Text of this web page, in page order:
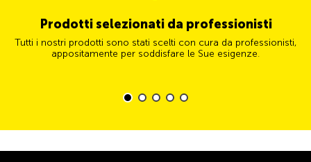
Prodotti selezionati da professionisti
Tutti i nostri prodotti sono stati scelti con cura da professionisti,
appositamente per soddisfare le Sue esigenze.